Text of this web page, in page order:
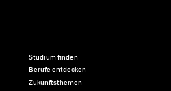
Studium finden
Berufe entdecken
Zukunftsthemen